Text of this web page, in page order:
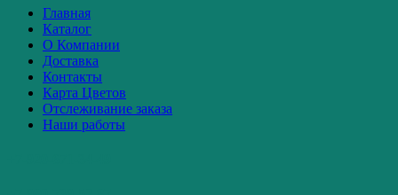
Главная
Каталог
О Компании
Доставка
Контакты
Карта Цветов
Отслеживание заказа
Наши работы